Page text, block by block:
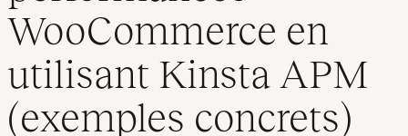
WooCommerce en
utilisant Kinsta APM
(exemples concrets)